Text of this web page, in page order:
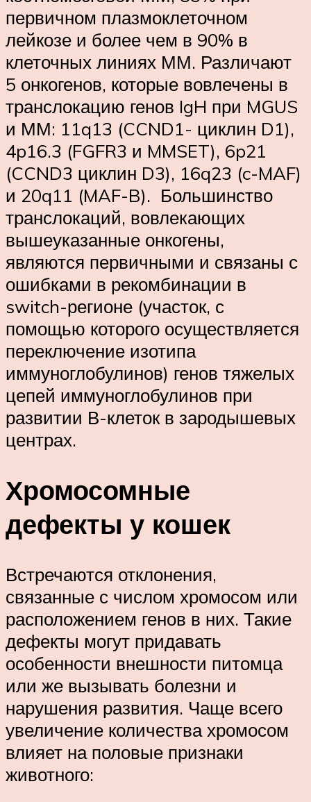
первичном плазмоклеточном
лейкозе и более чем в 90% в
клеточных линиях ММ. Различают
5 онкогенов, которые вовлечены в
транслокацию генов IgH при MGUS
и ММ: 11q13 (CCND1- циклин D1),
4p16.3 (FGFR3 и MMSET), 6p21
(CCND3 циклин D3), 16q23 (c-MAF)
и 20q11 (MAF-B). Большинство
транслокаций, вовлекающих
вышеуказанные онкогены,
являются первичными и связаны с
ошибками в рекомбинации в
switch-регионе (участок, с
помощью которого осуществляется
переключение изотипа
иммуноглобулинов) генов тяжелых
цепей иммуноглобулинов при
развитии В-клеток в зародышевых
центрах.
Хромосомные
дефекты у кошек
Встречаются отклонения,
связанные с числом хромосом или
расположением генов в них. Такие
дефекты могут придавать
особенности внешности питомца
или же вызывать болезни и
нарушения развития. Чаще всего
увеличение количества хромосом
влияет на половые признаки
животного: